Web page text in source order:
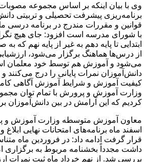
وی با بیان اینکه بر اساس مجموعه
برنامه‌ریزی پیشرفت تحصیلی و تربیتی
قوانین و مقررات مندرج در برنامه درسی
با شورای مدرسه است افزود: جای هیچ
ابتدایی تا پایه دهم به غیر از پایه نهم که
از درس‌ها هماهنگ برگزار می‌شود،
می‌شود و آموزش هم توسط خود معلمان
دانش‌آموزان نمرات پایانی را درج می‌کنند
کیفیت آموزش و شرایط آموزش آگاهی کامل
وزارت آموزش و پرورش با تمام توان
کردیم که این آرامش در بین دانش‌آموزان
معاون آموزش متوسطه وزارت آموزش و
اسفند ماه برنامه‌های امتحانات نهایی
قرار گرفت ادامه داد: در فروردین ماه
داشت مجدداً بخشنامه مربوط به برگزاری
بررسی شد. از نهم خرداد ماه ثبت نمرات